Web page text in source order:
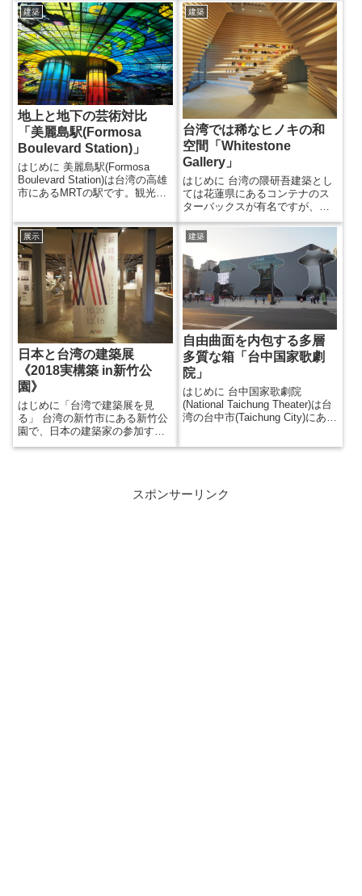
という内容ですが、行った時に
開催されていた美術館の企画
展・新海誠展(会期：2018/12/18-
2019/2/3)があまりにも素晴らし
かったので、そちらの内容も多
めに書こうと思います。 グスク
をイメージした外観 建物の設計
は石本建築事務所です。敷地は
県道251号線と那覇中環状線と
い...
がたくさん立ち並んでいます。
街のあちこちで建設中の建物が
見られ、日本には見られない勢
いを、訪問した2018年現在の高
雄では見ることができました。
✔︎あわせて読みたい”高雄の記事”
・台湾でおすすめしたい第２の
都市・高雄にある建築 ・高雄に
ある魅力的な駅4選《台湾旅》
ひっかかる...
建築
地上と地下の芸術対比
「美麗島駅(Formosa
Boulevard Station)」
はじめに 美麗島駅(Formosa
Boulevard Station)は台湾の高雄
市にあるMRTの駅です。観光ガ
は台湾の歴史上、民主化運動に
よる美麗島事件が起きた場所な
のです。 ステンドグラスのドー
ム 高雄の観光地として挙げられ
ている美麗島駅の写真は青と赤
の対比が幻想的なステンドグラ
スのドームです。このドームは
地上にあるのかと勝手に思って
建築
台湾では稀なヒノキの和
空間「Whitestone
Gallery」
はじめに 台湾の隈研吾建築とし
ては花蓮県にあるコンテナのス
ターバックスが有名ですが、台
「Whitestone Gallery」のインテ
リアも隈さんが手掛けていま
す。 実は2018/11/3～12/30の間
に台中で隈研吾展が開かれてい
たのですが、こちらの方は都合
がつかず逃してしまい残念でし
た。 しかしそれはマテリアルに
焦点を当てた建築展のようで、
以前に東京駅のギャラリーで開
催...
展示
日本と台湾の建築展
《2018実構築 in新竹公
園》
はじめに「台湾で建築展を見
る」 台湾の新竹市にある新竹公
園で、日本の建築家の参加する
ができました。 新竹公園へ 新
建築
自由曲面を内包する多層
多質な箱「台中国家歌劇
院」
はじめに 台中国家歌劇院
(National Taichung Theater)は台
湾の台中市(Taichung City)にあり
えることはないように思えま
スポンサーリンク